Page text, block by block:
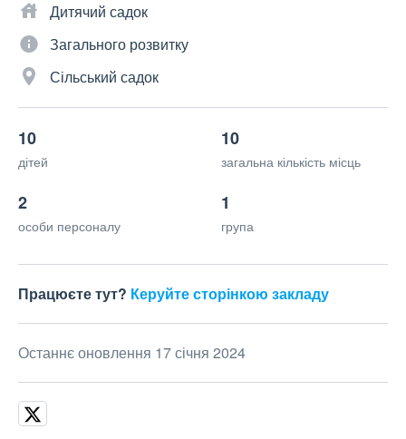
Дитячий садок
Загального розвитку
Сільський садок
10
дітей
10
загальна кількість місць
2
особи персоналу
1
група
Працюєте тут? Керуйте сторінкою закладу
Останнє оновлення 17 січня 2024